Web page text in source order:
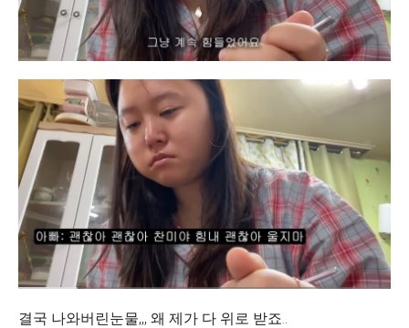
결국 나와버린눈물,,, 왜 제가 다 위로 받죠..